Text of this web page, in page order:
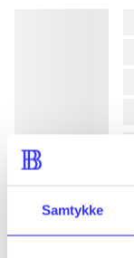
Samtykke